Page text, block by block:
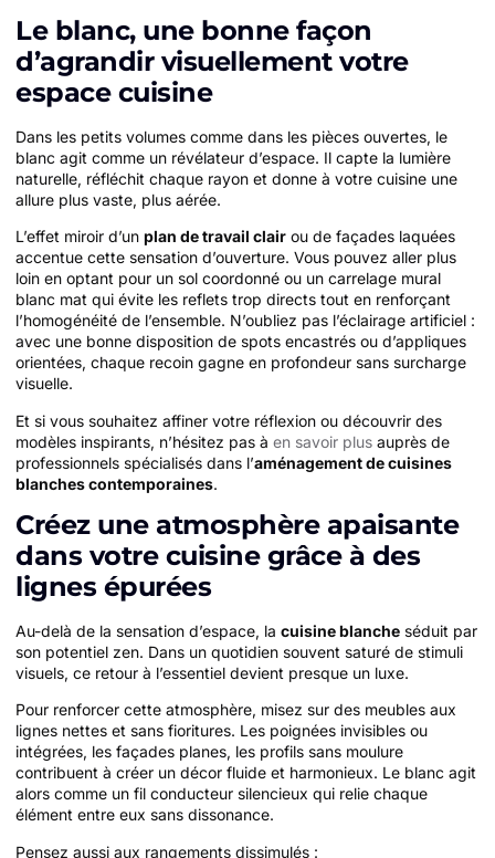
Le blanc, une bonne façon
d’agrandir visuellement votre
espace cuisine
Dans les petits volumes comme dans les pièces ouvertes, le
blanc agit comme un révélateur d’espace. Il capte la lumière
naturelle, réfléchit chaque rayon et donne à votre cuisine une
allure plus vaste, plus aérée.
L’effet miroir d’un plan de travail clair ou de façades laquées
accentue cette sensation d’ouverture. Vous pouvez aller plus
loin en optant pour un sol coordonné ou un carrelage mural
blanc mat qui évite les reflets trop directs tout en renforçant
l’homogénéité de l’ensemble. N’oubliez pas l’éclairage artificiel :
avec une bonne disposition de spots encastrés ou d’appliques
orientées, chaque recoin gagne en profondeur sans surcharge
visuelle.
Et si vous souhaitez affiner votre réflexion ou découvrir des
modèles inspirants, n’hésitez pas à en savoir plus auprès de
professionnels spécialisés dans l’aménagement de cuisines
blanches contemporaines.
Créez une atmosphère apaisante
dans votre cuisine grâce à des
lignes épurées
Au-delà de la sensation d’espace, la cuisine blanche séduit par
son potentiel zen. Dans un quotidien souvent saturé de stimuli
visuels, ce retour à l’essentiel devient presque un luxe.
Pour renforcer cette atmosphère, misez sur des meubles aux
lignes nettes et sans fioritures. Les poignées invisibles ou
intégrées, les façades planes, les profils sans moulure
contribuent à créer un décor fluide et harmonieux. Le blanc agit
alors comme un fil conducteur silencieux qui relie chaque
élément entre eux sans dissonance.
Pensez aussi aux rangements dissimulés :